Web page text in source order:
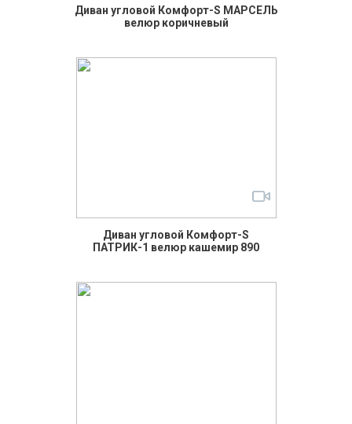
Диван угловой Комфорт-S МАРСЕЛЬ
велюр коричневый
Диван угловой Комфорт-S
ПАТРИК-1 велюр кашемир 890